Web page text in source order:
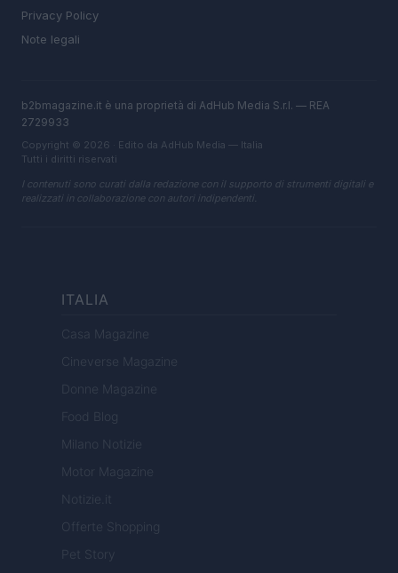
Privacy Policy
Note legali
b2bmagazine.it è una proprietà di AdHub Media S.r.l. — REA
2729933
Copyright © 2026 · Edito da AdHub Media — Italia
Tutti i diritti riservati
I contenuti sono curati dalla redazione con il supporto di strumenti digitali e
realizzati in collaborazione con autori indipendenti.
ITALIA
Casa Magazine
Cineverse Magazine
Donne Magazine
Food Blog
Milano Notizie
Motor Magazine
Notizie.it
Offerte Shopping
Pet Story